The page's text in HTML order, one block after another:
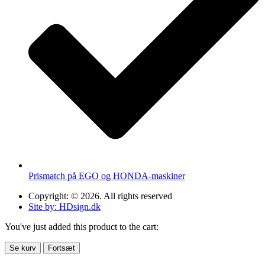
Prismatch på EGO og HONDA-maskiner
Copyright: © 2026. All rights reserved
Site by: HDsign.dk
You've just added this product to the cart:
Se kurv Fortsæt